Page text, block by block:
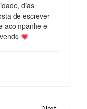
dias
de escrever
acompanhe e